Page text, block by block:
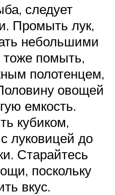
следует
Промыть лук,
небольшими
тоже помыть,
полотенцем,
овощей
емкость.
кубиком,
луковицей до
Старайтесь
поскольку
вкус.